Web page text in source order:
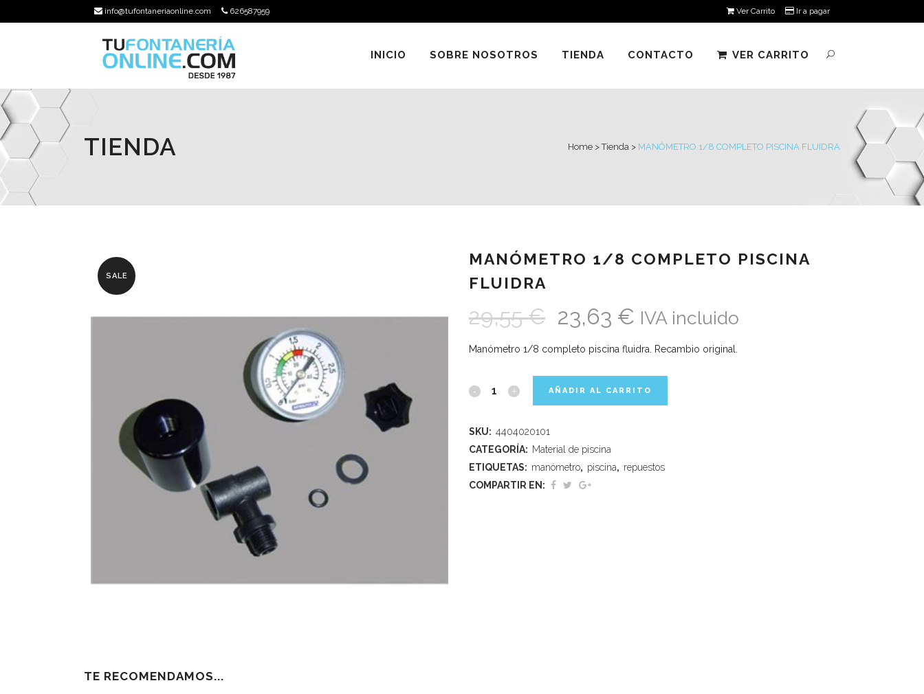
info@tufontaneriaonline.com 626587959 Ver Carrito Ir a pagar
INICIO SOBRE NOSOTROS TIENDA CONTACTO VER CARRITO
TIENDA Home >Tienda > MANÓMETRO 1/8 COMPLETO PISCINA FLUIDRA
SALE
MANÓMETRO 1/8 COMPLETO PISCINA
FLUIDRA
29,55€ 23,63 € IVA incluido
Manómetro 1/8 completo piscina fluidra. Recambio original.
AÑADIR AL CARRITO
SKU: 4404020101
CATEGORÍA: Material de piscina
ETIQUETAS: manómetro, piscina, repuestos
COMPARTIR EN:
TE RECOMENDAMOS...